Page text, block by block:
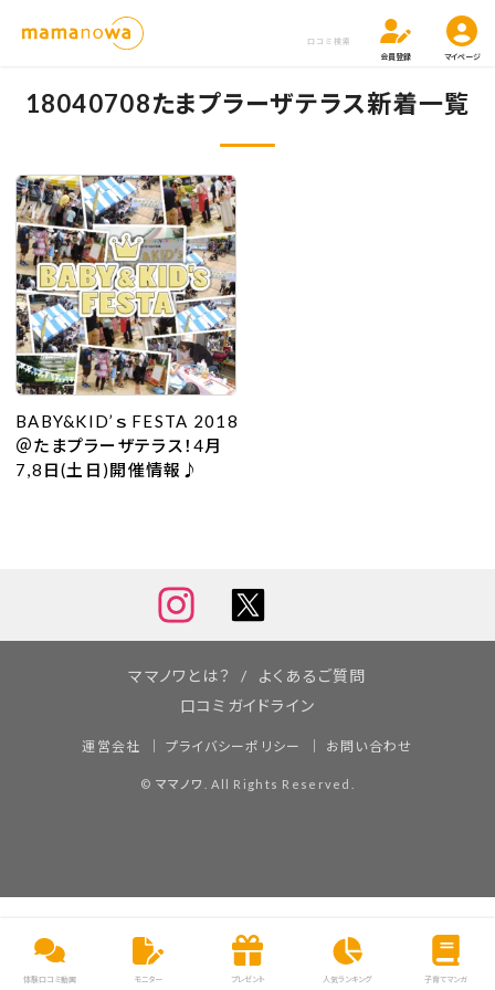
口コミ検索
会員登録
マイページ
18040708たまプラーザテラス新着一覧
BABY&KID’ｓ FESTA 2018
＠たまプラーザテラス！4月
7,8日(土日)開催情報♪
体験口コミ動画 モニター プレゼント 人気ランキング 子育てマンガ
ママノワとは？
よくあるご質問
口コミガイドライン
運営会社 プライバシーポリシー お問い合わせ
© ママノワ . All Rights Reserved.